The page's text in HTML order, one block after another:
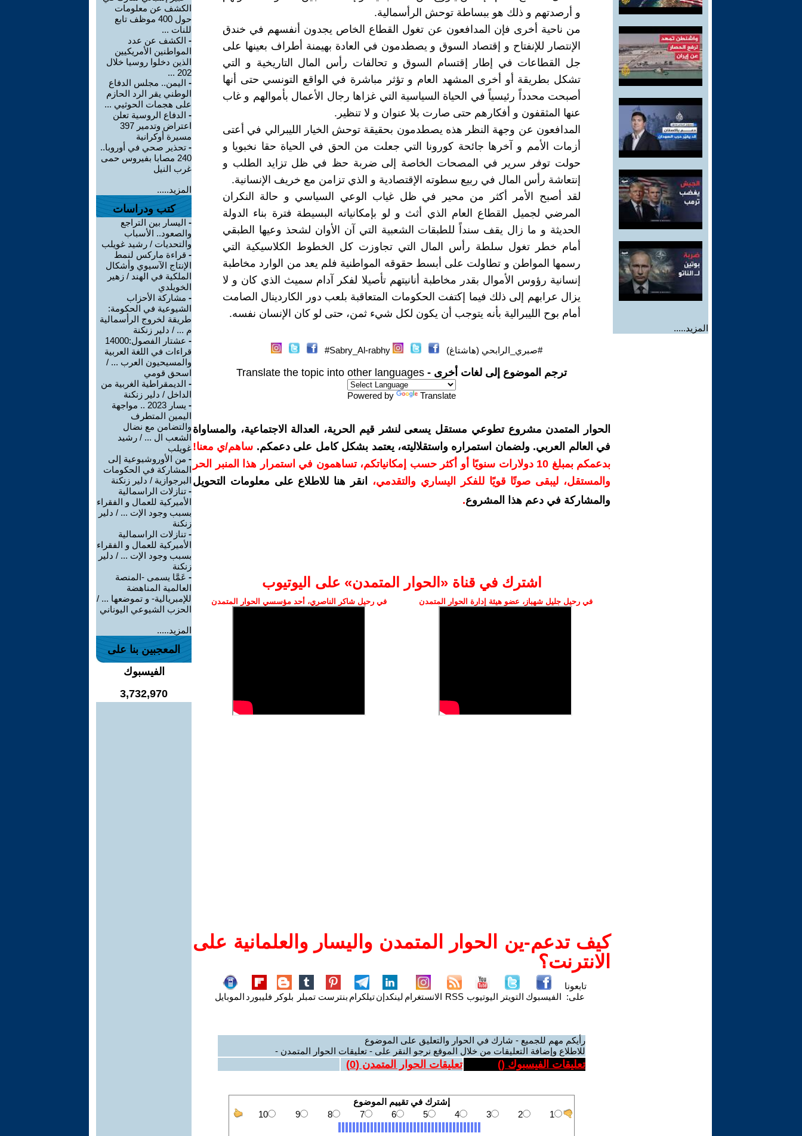
المزيد.....
و أرصدتهم و ذلك هو ببساطة توحش الرأسمالية.
من ناحية أخرى فإن المدافعون عن تغول القطاع الخاص يجدون أنفسهم في خندق
الإنتصار للإنفتاح و إقتصاد السوق و يصطدمون في العادة بهيمنة أطراف بعينها على
جل القطاعات في إطار إقتسام السوق و تحالفات رأس المال التاريخية و التي
تشكل بطريقة أو أخرى المشهد العام و تؤثر مباشرة في الواقع التونسي حتى أنها
أصبحت محدداً رئيسياً في الحياة السياسية التي غزاها رجال الأعمال بأموالهم و غاب
عنها المثقفون و أفكارهم حتى صارت بلا عنوان و لا تنظير.
المدافعون عن وجهة النظر هذه يصطدمون بحقيقة توحش الخيار الليبرالي في أعتى
أزمات الأمم و آخرها جائحة كورونا التي جعلت من الحق في الحياة حقا نخبويا و
حولت توفر سرير في المصحات الخاصة إلى ضربة حظ في ظل تزايد الطلب و
إنتعاشة رأس المال في ربيع سطوته الإقتصادية و الذي تزامن مع خريف الإنسانية.
لقد أصبح الأمر أكثر من محير في ظل غياب الوعي السياسي و حالة النكران
المرضي لجميل القطاع العام الذي أثث و لو بإمكانياته البسيطة فترة بناء الدولة
الحديثة و ما زال يقف سنداً للطبقات الشعبية التي آن الأوان لشحذ وعيها الطبقي
أمام خطر تغول سلطة رأس المال التي تجاوزت كل الخطوط الكلاسيكية التي
رسمها المواطن و تطاولت على أبسط حقوقه المواطنية فلم يعد من الوارد مخاطبة
إنسانية رؤوس الأموال بقدر مخاطبة أنانيتهم تأصيلا لفكر آدام سميث الذي كان و لا
يزال عرابهم إلى ذلك فيما إكتفت الحكومات المتعاقبة بلعب دور الكاردينال الصامت
أمام بوح الليبرالية بأنه يتوجب أن يكون لكل شيء ثمن، حتى لو كان الإنسان نفسه.
#صبري_الرابحي (هاشتاغ) Sabry_Al-rabhy#
ترجم الموضوع إلى لغات أخرى - Translate the topic into other languages
Powered by Translate
الحوار المتمدن مشروع تطوعي مستقل يسعى لنشر قيم الحرية، العدالة الاجتماعية، والمساواة
في العالم العربي. ولضمان استمراره واستقلاليته، يعتمد بشكل كامل على دعمكم. ساهم/ي معنا!
بدعمكم بمبلغ 10 دولارات سنويًا أو أكثر حسب إمكانياتكم، تساهمون في استمرار هذا المنبر الحر
والمستقل، ليبقى صوتًا قويًا للفكر اليساري والتقدمي،
انقر هنا للاطلاع على معلومات التحويل
والمشاركة في دعم هذا المشروع.
اشترك في قناة ‫«الحوار المتمدن» على اليوتيوب
في رحيل جليل شهباز، عضو هيئة إدارة الحوار المتمدن في رحيل شاكر الناصري، أحد مؤسسي الحوار المتمدن
كيف تدعم-ين الحوار المتمدن واليسار والعلمانية على
الانترنت؟
تابعونا
على: الفيسبوك التويتر اليوتيوب RSS الانستغرام لينكدإنتيلكرام بنترست تمبلر بلوكر فليبورد الموبايل
رأيكم مهم للجميع - شارك في الحوار والتعليق على الموضوع
للاطلاع وإضافة التعليقات من خلال الموقع نرجو النقر على - تعليقات الحوار المتمدن -
تعليقات الفيسبوك () تعليقات الحوار المتمدن (0
)
الكشف عن معلومات
حول 400 موظف تابع
للنات ...
- الكشف عن عدد
المواطنين الأمريكيين
الذين دخلوا روسيا خلال
202 ...
- اليمن.. مجلس الدفاع
الوطني يقر الرد الحازم
على هجمات الحوثيي ...
- الدفاع الروسية تعلن
اعتراض وتدمير 397
مسيرة أوكرانية
- تحذير صحي في أوروبا..
240 مصابا بفيروس حمى
غرب النيل
المزيد.....
كتب ودراسات
- اليسار بين التراجع
والصعود.. الأسباب
والتحديات / رشيد غويلب
- قراءة ماركس لنمط
الإنتاج الآسيوي وأشكال
الملكية في الهند / زهير
الخويلدي
- مشاركة الأحزاب
الشيوعية في الحكومة:
طريقة لخروج الرأسمالية
م ... / دلير زنكنة
-
عشتار الفصول:14000
قراءات في اللغة العربية
والمسيحيون العرب ... /
اسحق قومي
- الديمقراطية الغربية من
الداخل / دلير زنكنة
-
يسار 2023 .. مواجهة
اليمين المتطرف
والتضامن مع نضال
الشعب ال ... / رشيد
غويلب
- من الأوروشيوعية إلى
المشاركة في الحكومات
البرجوازية / دلير زنكنة
- تنازلات الراسمالية
الأميركية للعمال و الفقراء
بسبب وجود الإت ... / دلير
زنكنة
- تنازلات الراسمالية
الأميركية للعمال و الفقراء
بسبب وجود الإت ... / دلير
زنكنة
- عَمَّا يسمى -المنصة
العالمية المناهضة
للإمبريالية- و تموضعها ... /
الحزب الشيوعي اليوناني
المزيد.....
المعجبين بنا على
الفيسبوك
3,732,970